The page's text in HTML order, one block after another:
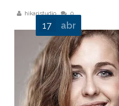
hikaristudio 0
17 abr